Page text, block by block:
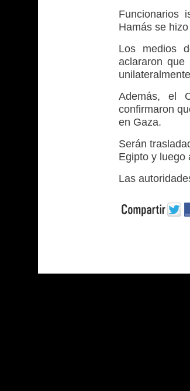
Funcionarios
Hamás se
Los medios
aclararon
Además, el
confirmaron
en Gaza.
Serán
Egipto y luego
Las